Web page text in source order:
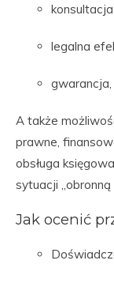
legalna
A także
prawne,
obsługa
sytuacji „obronną
Jak ocenić